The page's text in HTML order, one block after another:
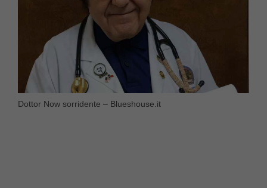
Dottor Now sorridente – Blueshouse.it